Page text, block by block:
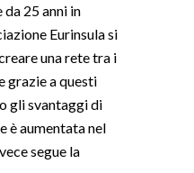
da 25 anni in
Eurinsula si
una rete tra i
grazie a questi
gli svantaggi di
è aumentata nel
segue la